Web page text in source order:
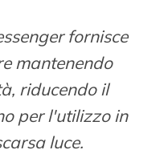
fornisce
mantenendo
riducendo il
per l'utilizzo in
luce.